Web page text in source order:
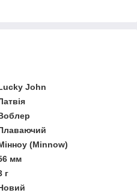
John
(Minnow)
мм
г